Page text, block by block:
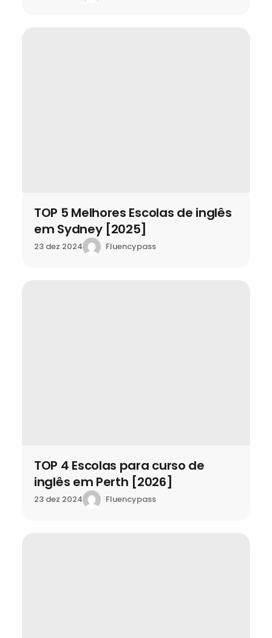
TOP 5 Melhores Escolas de inglês
em Sydney [2025]
23 dez 2024 Fluencypass
TOP 4 Escolas para curso de
inglês em Perth [2026]
23 dez 2024 Fluencypass